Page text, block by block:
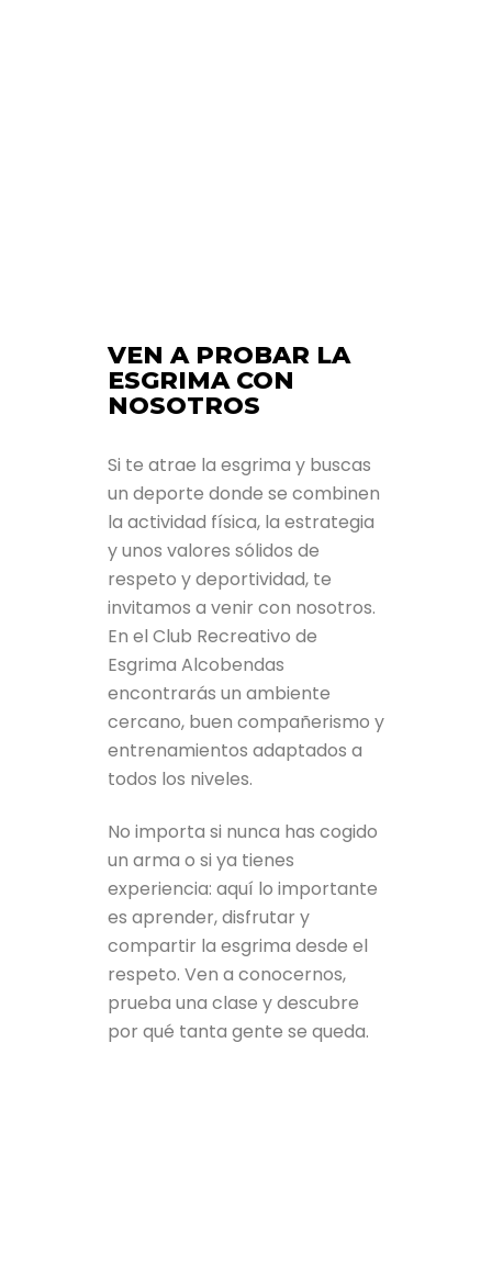
VEN A PROBAR LA
ESGRIMA CON
NOSOTROS
Si te atrae la esgrima y buscas
un deporte donde se combinen
la actividad física, la estrategia
y unos valores sólidos de
respeto y deportividad, te
invitamos a venir con nosotros.
En el Club Recreativo de
Esgrima Alcobendas
encontrarás un ambiente
cercano, buen compañerismo y
entrenamientos adaptados a
todos los niveles.
No importa si nunca has cogido
un arma o si ya tienes
experiencia: aquí lo importante
es aprender, disfrutar y
compartir la esgrima desde el
respeto. Ven a conocernos,
prueba una clase y descubre
por qué tanta gente se queda.